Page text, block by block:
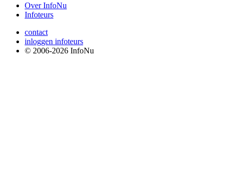
Over InfoNu
Infoteurs
contact
inloggen infoteurs
© 2006-2026 InfoNu